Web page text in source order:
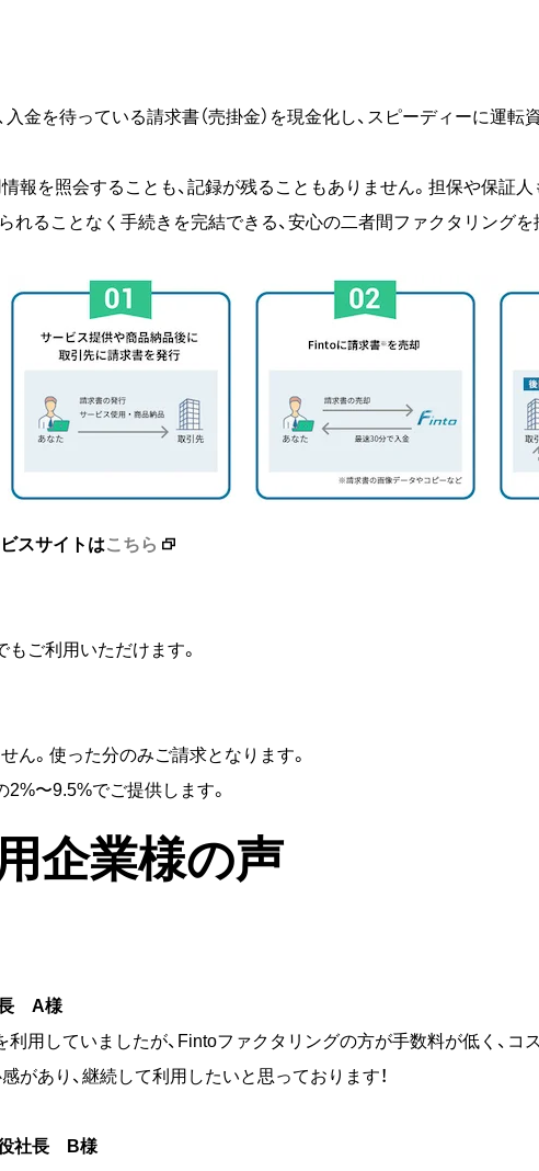
金を待っている請求書（売掛金）を現金化し、スピーディーに運転
報を照会することも、記録が残ることもありません。担保や保証人
れることなく手続きを完結できる、安心の二者間ファクタリングを
スサイトはこちら
ご利用いただけます。
ん。使った分のみご請求となります。
〜9.5%でご提供します。
企業様の声
長 A様
利用していましたが、Fintoファクタリングの方が手数料が低く、コ
があり、継続して利用したいと思っております！
役社長 B様